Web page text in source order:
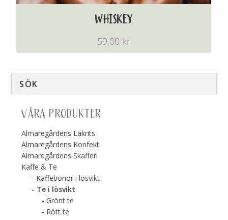
WHISKEY
59,00 kr
VÅRA PRODUKTER
Almaregårdens Lakrits
Almaregårdens Konfekt
Almaregårdens Skafferi
Kaffe & Te
Kaffebönor i lösvikt
Te i lösvikt
Grönt te
Rött te